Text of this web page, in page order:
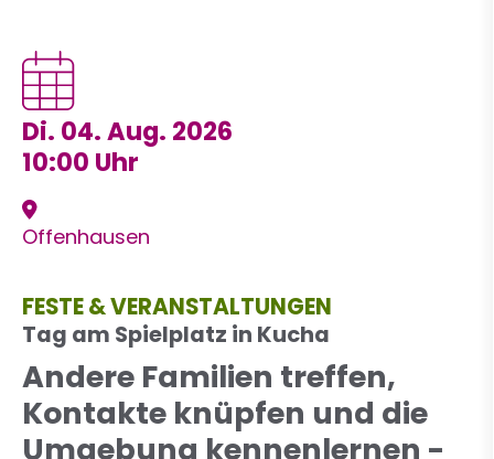
Di. 04. Aug. 2026
10:00 Uhr
Offenhausen
FESTE & VERANSTALTUNGEN
Tag am Spielplatz in Kucha
Andere Familien treffen,
Kontakte knüpfen und die
Umgebung kennenlernen -